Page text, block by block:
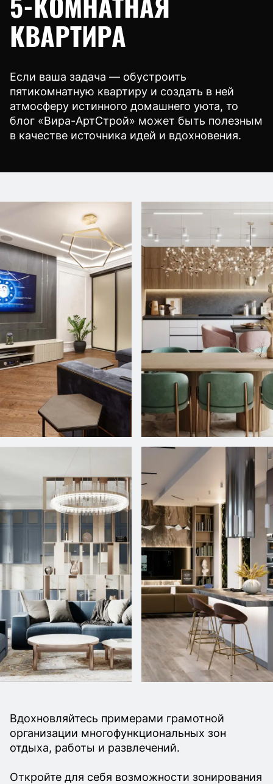
КВАРТИРА
Если ваша задача — обустроить
пятикомнатную квартиру и создать в ней
атмосферу истинного домашнего уюта, то
блог «Вира-АртСтрой» может быть полезным
в качестве источника идей и вдохновения.
Вдохновляйтесь примерами грамотной
организации многофункциональных зон
отдыха, работы и развлечений.
Откройте для себя возможности зонирования